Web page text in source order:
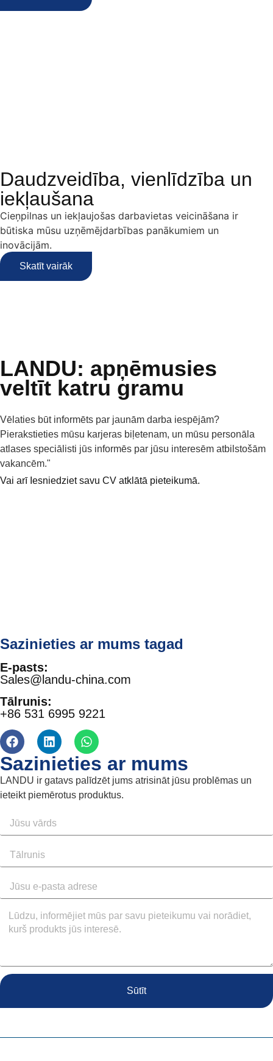
Daudzveidība, vienlīdzība un
iekļaušana
Cieņpilnas un iekļaujošas darbavietas veicināšana ir
būtiska mūsu uzņēmējdarbības panākumiem un
inovācijām.
Skatīt vairāk
LANDU: apņēmusies
veltīt katru gramu
Vēlaties būt informēts par jaunām darba iespējām?
Pierakstieties mūsu karjeras biļetenam, un mūsu personāla
atlases speciālisti jūs informēs par jūsu interesēm atbilstošām
vakancēm."
Vai arī Iesniedziet savu CV atklātā pieteikumā.
Sazinieties ar mums tagad
E-pasts:
Sales@landu-china.com
Tālrunis:
+86 531 6995 9221
Sazinieties ar mums
LANDU ir gatavs palīdzēt jums atrisināt jūsu problēmas un
ieteikt piemērotus produktus.
Sūtīt